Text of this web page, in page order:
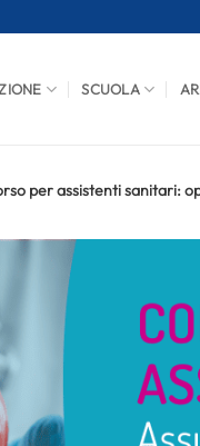
SCUOLA
per assistenti sanitari: